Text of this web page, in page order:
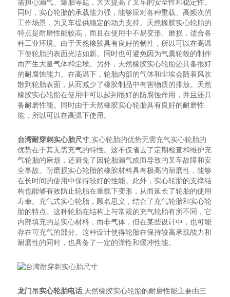
需担心漏气、爆胎等题，大大提高了叉车的安全性和稳定性。
同时，实心轮胎的承载能力强，能够应对各种重载、高频次的
工作场景，为叉车提供稳定的动力支持。天然橡胶实心轮胎的
特点是耐磨性能较高，而且在使用中不易变形、磨损，适合各
种工业环境。由于天然橡胶具有良好的韧性，所以可以在高温
下使轮胎的表面光洁如新。同时也可避免因为气囊轮毂的制作
而产生大量气体和尘埃。另外，天然橡胶实心轮胎还具备很好
的耐腐蚀能力。在高温下，轮胎内部的气体和尘埃会随着风吹
散到轮胎表面，从而减少了橡胶制品中有害物质的排放。天然
橡胶实心轮胎在使用中可以起到很好的防腐蚀作用，并且还具
备耐磨性能。同时由于天然橡胶实心轮胎具有良好的耐磨性
能，所以可以在高温下使用。
台湾耐穿刺实心胎尺寸,实心轮胎的优势无需充气实心轮胎的
优势在于其无需充气的特性。这不仅省去了定期检查和维护充
气轮胎的麻烦，还避免了因轮胎漏气或而导致的叉车故障和安
全事故。耐磨损实心轮胎的橡胶材料具有极高的耐磨性，能够
在长时间的使用中保持较好的性能。此外，实心轮胎的支撑结
构也能够有效防止轮胎在重载下变形，从而延长了轮胎的使用
寿命。充气式实心轮胎，顾名思义，结合了充气轮胎和实心轮
胎的特点。这种轮胎在结构上与常规的充气轮胎有所不同，它
内部填充的是实心材料，而非气体，但在某些设计中，也可能
存在可充气的部分。这种设计使得轮胎在保持较高承载能力和
耐磨性的同时，也具备了一定的弹性和缓冲性能。
龙门吊实心轮胎电话,天然橡胶实心轮胎的耐磨性能主要由三